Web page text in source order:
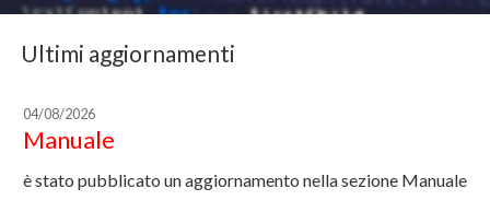
Ultimi aggiornamenti
04/08/2026
Manuale
è stato pubblicato un aggiornamento nella sezione Manuale